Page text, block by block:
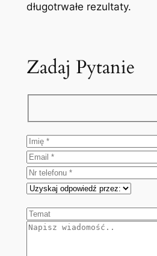
długotrwałe rezultaty.
Zadaj Pytanie